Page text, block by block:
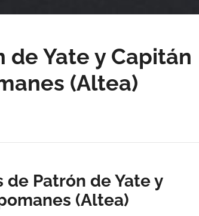
de Yate y Capitán
(Altea)
Patrón de Yate y
(Altea)